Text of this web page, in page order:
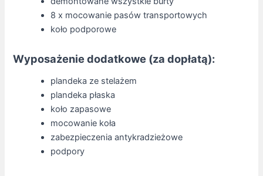
8 x mocowanie pasów transportowych
koło podporowe
Wyposażenie dodatkowe (za dopłatą):
plandeka ze stelażem
plandeka płaska
koło zapasowe
mocowanie koła
zabezpieczenia antykradzieżowe
podpory